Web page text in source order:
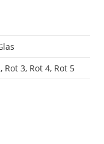
Rot 3, Rot 4, Rot 5